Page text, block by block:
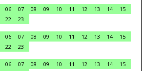
06 07 08 09 10 11 12 13 14
15
22
23
06 07 08 09 10 11 12 13 14
15
22
23
06 07 08 09 10 11 12 13 14
15